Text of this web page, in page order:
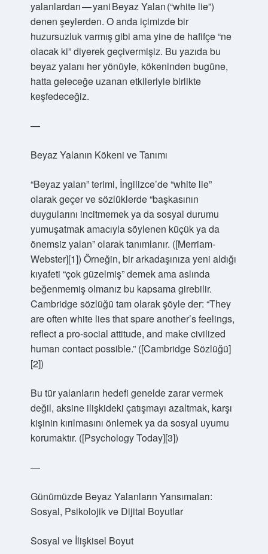
yalanlardan — yani Beyaz Yalan (“white lie”)
denen şeylerden. O anda içimizde bir
huzursuzluk varmış gibi ama yine de hafifçe “ne
olacak ki” diyerek geçivermişiz. Bu yazıda bu
beyaz yalanı her yönüyle, kökeninden bugüne,
hatta geleceğe uzanan etkileriyle birlikte
keşfedeceğiz.
—
Beyaz Yalanın Kökeni ve Tanımı
“Beyaz yalan” terimi, İngilizce’de “white lie”
olarak geçer ve sözlüklerde “başkasının
duygularını incitmemek ya da sosyal durumu
yumuşatmak amacıyla söylenen küçük ya da
önemsiz yalan” olarak tanımlanır. ([Merriam-
Webster][1]) Örneğin, bir arkadaşınıza yeni aldığı
kıyafeti “çok güzelmiş” demek ama aslında
beğenmemiş olmanız bu kapsama girebilir.
Cambridge sözlüğü tam olarak şöyle der: “They
are often white lies that spare another’s feelings,
reflect a pro‑social attitude, and make civilized
human contact possible.” ([Cambridge Sözlüğü]
[2])
Bu tür yalanların hedefi genelde zarar vermek
değil, aksine ilişkideki çatışmayı azaltmak, karşı
kişinin kırılmasını önlemek ya da sosyal uyumu
korumaktır. ([Psychology Today][3])
—
Günümüzde Beyaz Yalanların Yansımaları:
Sosyal, Psikolojik ve Dijital Boyutlar
Sosyal ve İlişkisel Boyut